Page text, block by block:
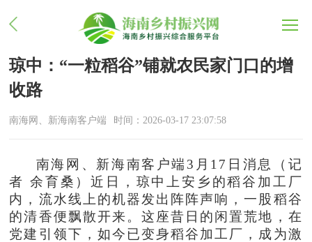
琼中：“一粒稻谷”铺就农民家门口的增
收路
南海网、新海南客户端 时间：2026-03-17 23:07:58
南海网、新海南客户端3月17日消息（记
者 余育桑）近日，琼中上安乡的稻谷加工厂
内，流水线上的机器发出阵阵声响，一股稻谷
的清香便飘散开来。这座昔日的闲置荒地，在
党建引领下，如今已变身稻谷加工厂，成为激